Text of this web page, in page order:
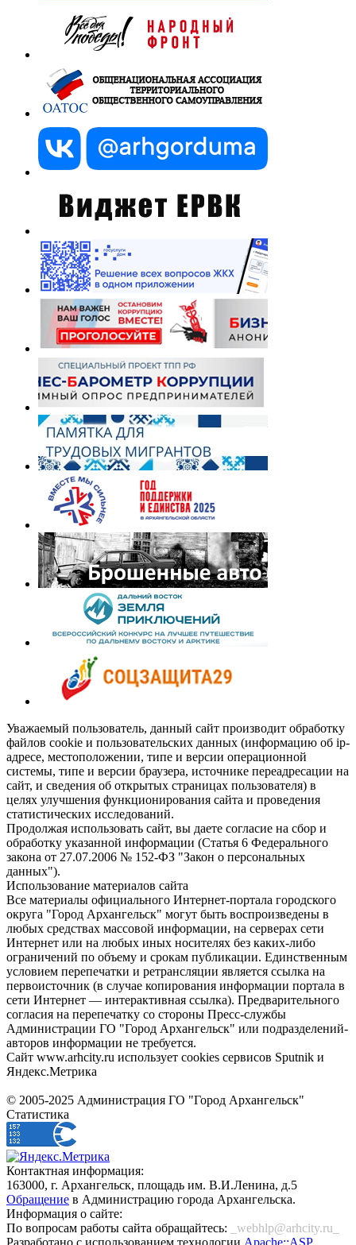
Уважаемый пользователь, данный сайт производит обработку
файлов cookie и пользовательских данных (информацию об ip-
адресе, местоположении, типе и версии операционной
системы, типе и версии браузера, источнике переадресации на
сайт, и сведения об открытых страницах пользователя) в
целях улучшения функционирования сайта и проведения
статистических исследований.
Продолжая использовать сайт, вы даете согласие на сбор и
обработку указанной информации (Статья 6 Федерального
закона от 27.07.2006 № 152-ФЗ "Закон о персональных
данных").
Использование материалов сайта
Все материалы официального Интернет-портала городского
округа "Город Архангельск" могут быть воспроизведены в
любых средствах массовой информации, на серверах сети
Интернет или на любых иных носителях без каких-либо
ограничений по объему и срокам публикации. Единственным
условием перепечатки и ретрансляции является ссылка на
первоисточник (в случае копирования информации портала в
сети Интернет — интерактивная ссылка). Предварительного
согласия на перепечатку со стороны Пресс-службы
Администрации ГО "Город Архангельск" или подразделений-
авторов информации не требуется.
Сайт www.arhcity.ru использует cookies сервисов Sputnik и
Яндекс.Метрика
© 2005-2025 Администрация ГО "Город Архангельск"
Статистика
Контактная информация:
163000, г. Архангельск, площадь им. В.И.Ленина, д.5
Обращение в Администрацию города Архангельска.
Информация о сайте:
По вопросам работы сайта обращайтесь:
_webhlp@arhcity.ru_
Разработано с использованием технологии Apache::ASP